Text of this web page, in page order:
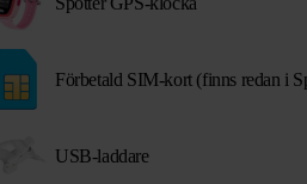
Förbetald SIM-kort (finns redan i
USB-laddare